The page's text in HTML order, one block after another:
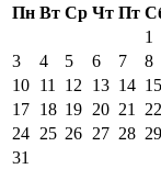
Пн Вт Ср Чт Пт
1
3
4 5 6 7 8
10 11 12 13 14 15
17 18 19 20 21 22
24 25 26 27 28 29
31